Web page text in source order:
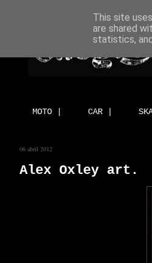
MOTO | CAR |
06 abril 2012
Alex Oxley art.
This site
are shared
statistics,